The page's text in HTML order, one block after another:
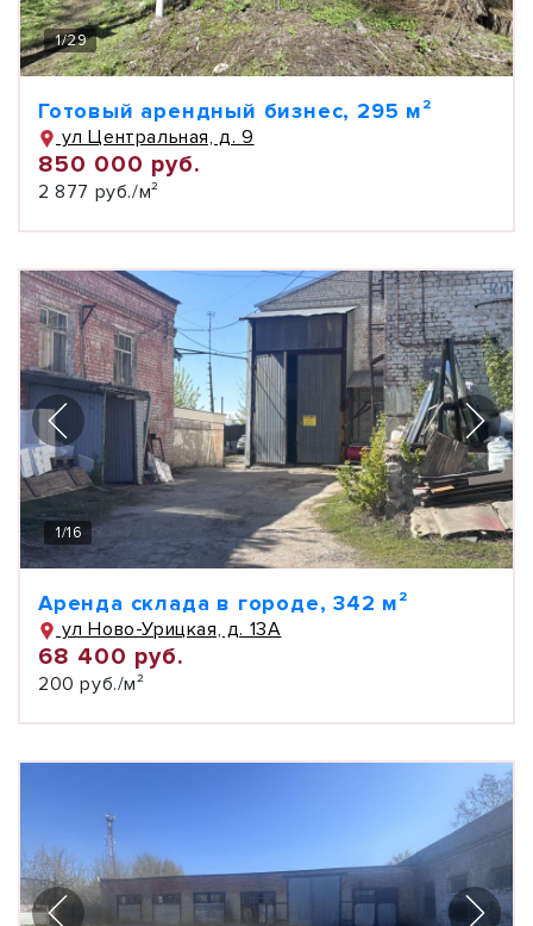
1/29
Готовый арендный бизнес, 295 м²
ул Центральная, д. 9
850 000 руб.
2 877 руб./м²
1/16
Аренда склада в городе, 342 м²
ул Ново-Урицкая, д. 13А
68 400 руб.
200 руб./м²